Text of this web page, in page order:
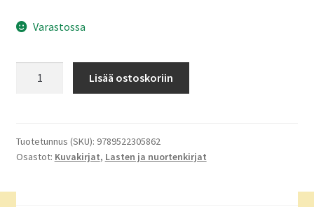
Varastossa
kristallipallo
määrä
Lisää ostoskoriin
Tuotetunnus (SKU): 9789522305862
Osastot: Kuvakirjat, Lasten ja nuortenkirjat